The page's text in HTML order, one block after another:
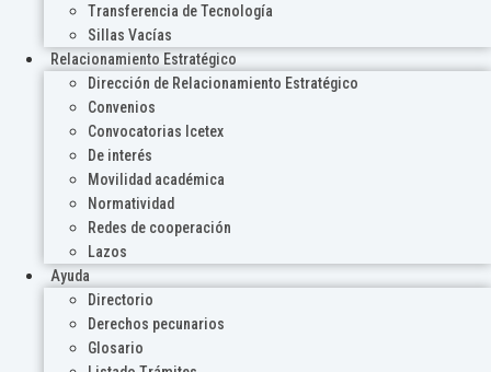
Transferencia de Tecnología
Sillas Vacías
Relacionamiento Estratégico
Dirección de Relacionamiento Estratégico
Convenios
Convocatorias Icetex
De interés
Movilidad académica
Normatividad
Redes de cooperación
Lazos
Ayuda
Directorio
Derechos pecunarios
Glosario